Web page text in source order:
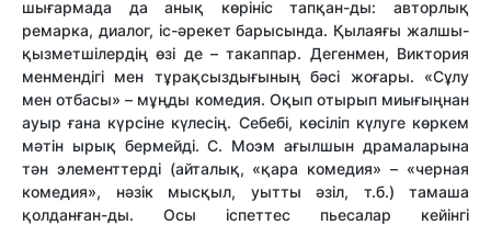
шығармада да анық көрініс тапқан-ды: авторлық
ремарка, диалог, іс-әрекет барысында. Қылаяғы жалшы-
қызметшілердің өзі де – такаппар. Дегенмен, Виктория
менмендігі мен тұрақсыздығының бәсі жоғары. «Сұлу
мен отбасы» – мұңды комедия. Оқып отырып миығыңнан
ауыр ғана күрсіне күлесің. Себебі, көсіліп күлуге көркем
мәтін ырық бермейді. С. Моэм ағылшын драмаларына
тән элементтерді (айталық, «қара комедия» – «черная
комедия», нәзік мысқыл, уытты әзіл, т.б.) тамаша
қолданған-ды. Осы іспеттес пьесалар кейінгі